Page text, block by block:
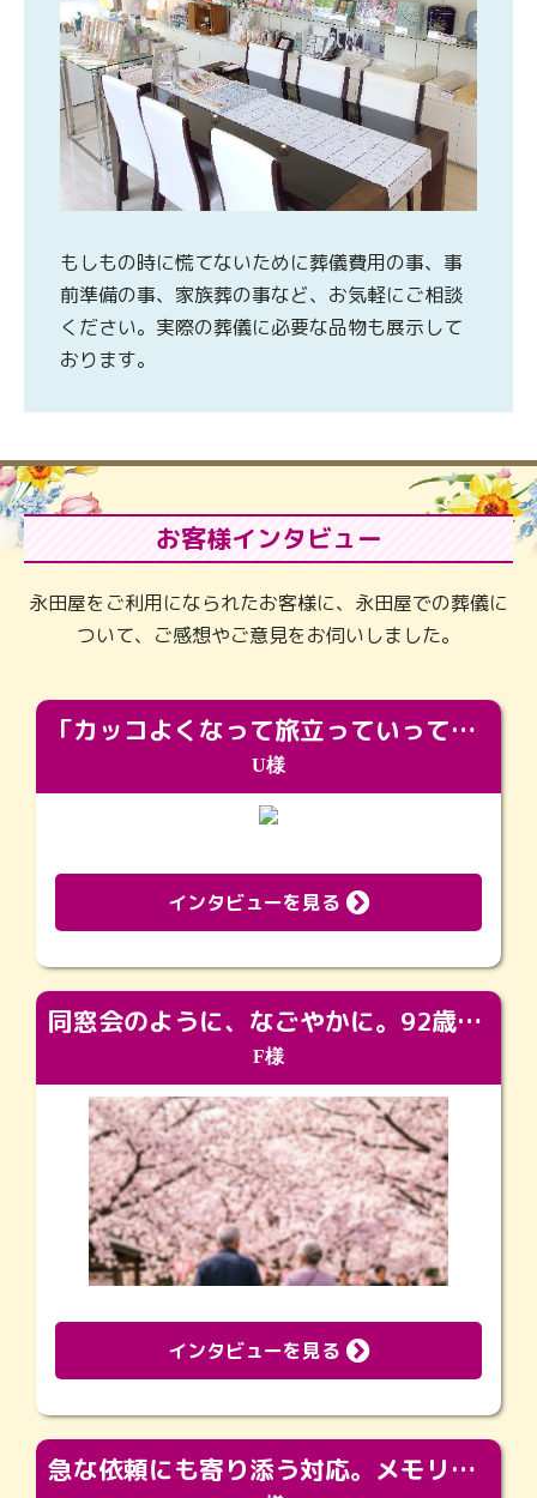
もしもの時に慌てないために葬儀費用の事、事
前準備の事、家族葬の事など、お気軽にご相談
ください。実際の葬儀に必要な品物も展示して
おります。
お客様インタビュー
永田屋をご利用になられたお客様に、永田屋での葬儀に
ついて、ご感想やご意見をお伺いしました。
「カッコよくなって旅立っていってくれました（笑）もっとカッコいいって言ってあげればよかったな」
U様
インタビューを見る
同窓会のように、なごやかに。92歳の旅立ちを彩った、再会と感謝の場
F様
インタビューを見る
急な依頼にも寄り添う対応。メモリアルコーナーで振り返る大切な日々